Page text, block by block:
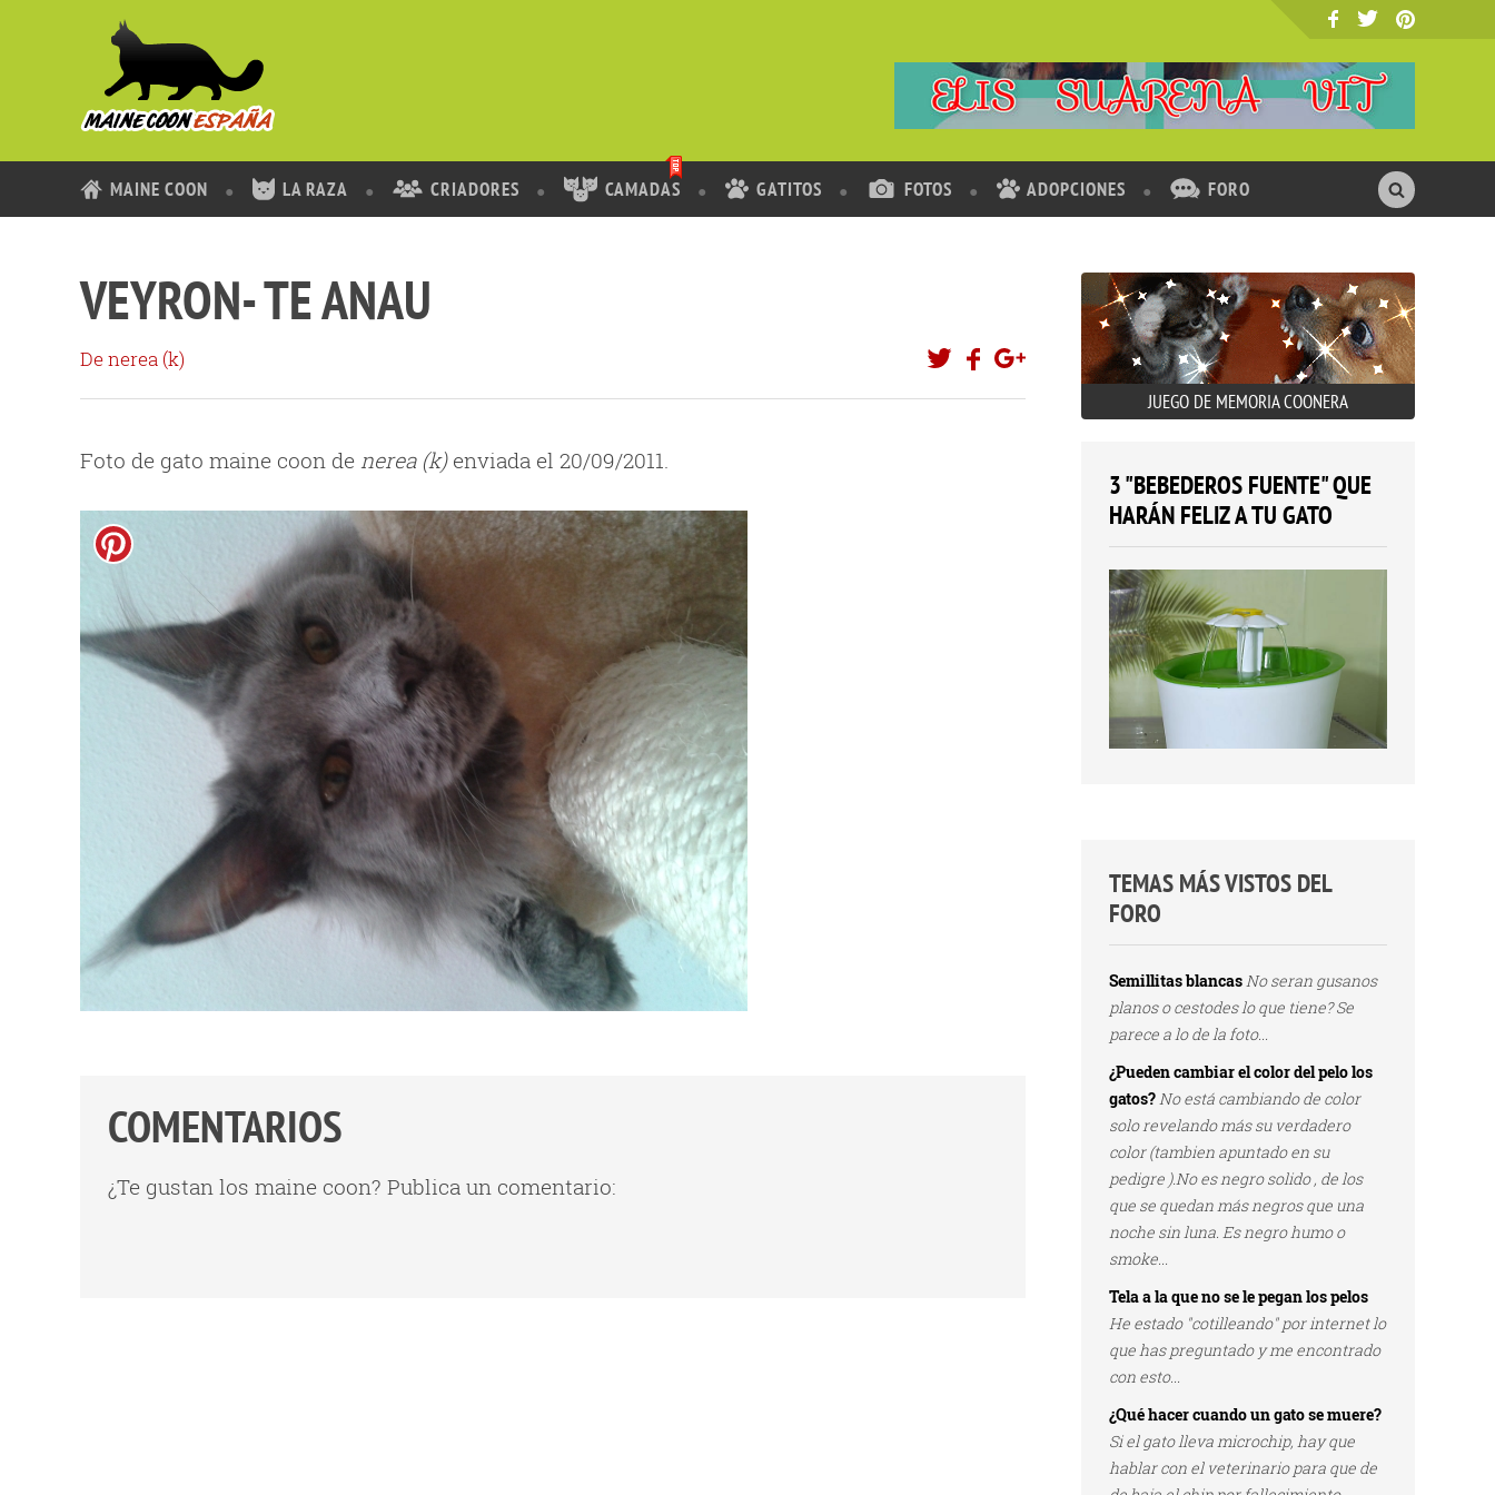
MAINE COON LA RAZA CRIADORES CAMADAS GATITOS FOTOS ADOPCIONES FORO
VEYRON- TE ANAU
De nerea (k)
Foto de gato maine coon de nerea (k)enviada el 20/09/2011.
COMENTARIOS
¿Te gustan los maine coon? Publica un comentario:
JUEGO DE MEMORIA COONERA
3 "BEBEDEROS FUENTE" QUE
HARÁN FELIZ A TU GATO
TEMAS MÁS VISTOS DEL
FORO
Semillitas blancasNo seran gusanos
planos o cestodes lo que tiene? Se
parece a lo de la foto...
¿Pueden cambiar el color del pelo los
gatos?No está cambiando de color
solo revelando más su verdadero
color (tambien apuntado en su
pedigre ).No es negro solido , de los
que se quedan más negros que una
noche sin luna. Es negro humo o
smoke...
Tela a la que no se le pegan los pelos
He estado "cotilleando" por internet lo
que has preguntado y me encontrado
con esto...
¿Qué hacer cuando un gato se muere?
Si el gato lleva microchip, hay que
hablar con el veterinario para que de